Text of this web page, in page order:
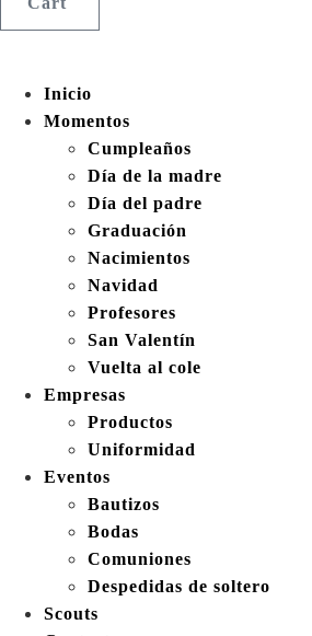
Inicio
Momentos
Cumpleaños
Día de la madre
Día del padre
Graduación
Nacimientos
Navidad
Profesores
San Valentín
Vuelta al cole
Empresas
Productos
Uniformidad
Eventos
Bautizos
Bodas
Comuniones
Despedidas de soltero
Scouts